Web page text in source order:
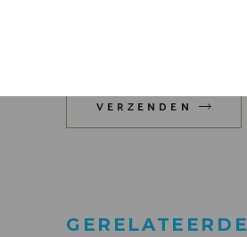
VERZENDEN
GERELATEERDE